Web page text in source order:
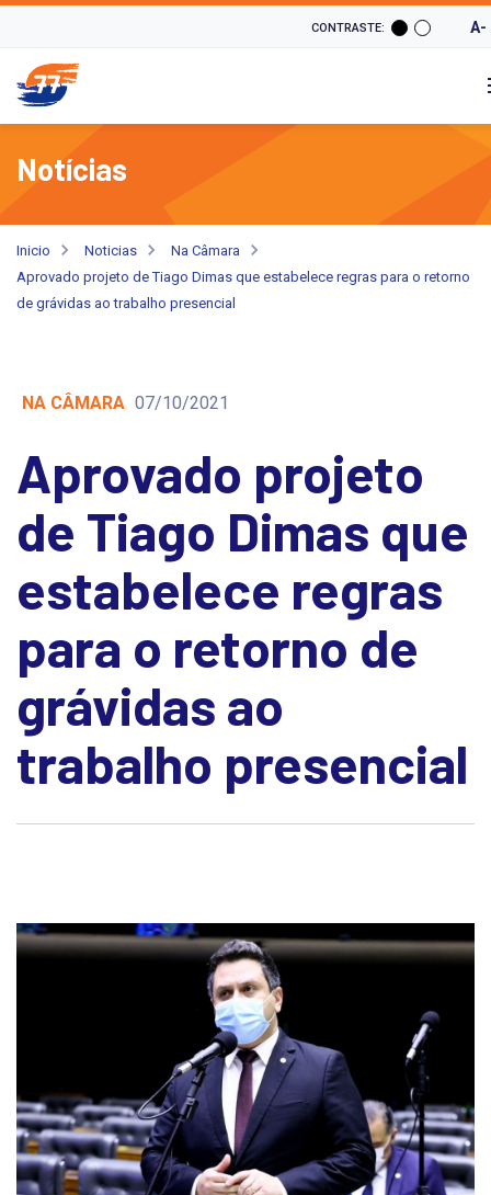
CONTRASTE: A-
Notícias
Inicio Noticias
Na Câmara
Aprovado projeto de Tiago Dimas que estabelece regras para o retorno
de grávidas ao trabalho presencial
NA CÂMARA 07/10/2021
Aprovado projeto
de Tiago Dimas que
estabelece regras
para o retorno de
grávidas ao
trabalho presencial